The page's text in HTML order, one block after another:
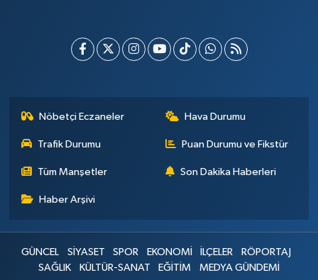
Nöbetçi Eczaneler Hava Durumu
Trafik Durumu Puan Durumu ve Fikstür
Tüm Manşetler Son Dakika Haberleri
Haber Arşivi
GÜNCEL SİYASET SPOR EKONOMİ İLÇELER
RÖPORTAJ
SAĞLIK
KÜLTÜR-SANAT EĞİTİM MEDYA GÜNDEMİ